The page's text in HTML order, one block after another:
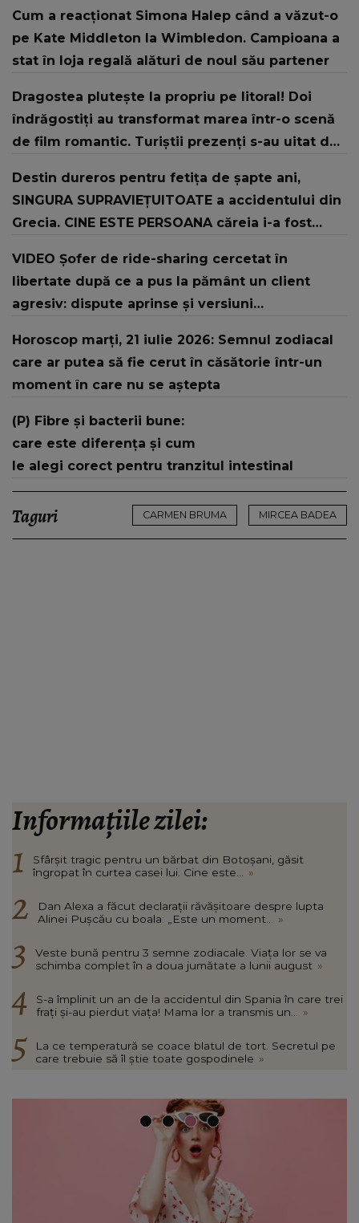
Cum a reacționat Simona Halep când a văzut-o
pe Kate Middleton la Wimbledon. Campioana a
stat în loja regală alături de noul său partener
Dragostea plutește la propriu pe litoral! Doi
îndrăgostiți au transformat marea într-o scenă
de film romantic. Turiștii prezenți s-au uitat de
Destin dureros pentru fetița de șapte ani,
SINGURA SUPRAVIEȚUITOATE a accidentului din
Grecia. CINE ESTE PERSOANA căreia i-a fost
revenirea copilei în țară, deoarece..."
VIDEO Șofer de ride-sharing cercetat în
libertate după ce a pus la pământ un client
agresiv: dispute aprinse și versiuni
Horoscop marți, 21 iulie 2026: Semnul zodiacal
care ar putea să fie cerut în căsătorie într-un
moment în care nu se aștepta
(P) Fibre și bacterii bune:
care este diferența și cum
le alegi corect pentru tranzitul intestinal
Taguri CARMEN BRUMA MIRCEA BADEA
Informațiile zilei:
Sfârșit tragic pentru un bărbat din Botoșani, găsit
îngropat în curtea casei lui. Cine este... »
Dan Alexa a făcut declarații răvășitoare despre lupta
Alinei Pușcău cu boala: „Este un moment... »
Veste bună pentru 3 semne zodiacale. Viața lor se va
schimba complet în a doua jumătate a lunii august »
S-a împlinit un an de la accidentul din Spania în care trei
frați și-au pierdut viața! Mama lor a transmis un... »
La ce temperatură se coace blatul de tort. Secretul pe
care trebuie să îl știe toate gospodinele »